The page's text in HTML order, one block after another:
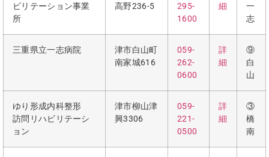
ビリテーション事業
所
高野236-5
295-
1600
細
一
志
三重県立一志病院
津市白山町
南家城616
059-
262-
0600
詳
細
⑨
白
山
ゆり形成内科整形
訪問リハビリテーシ
ョン
津市柳山津
興3306
059-
221-
0500
詳
細
③
橋
南